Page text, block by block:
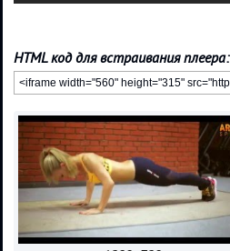
HTML код для встраивания плеера: